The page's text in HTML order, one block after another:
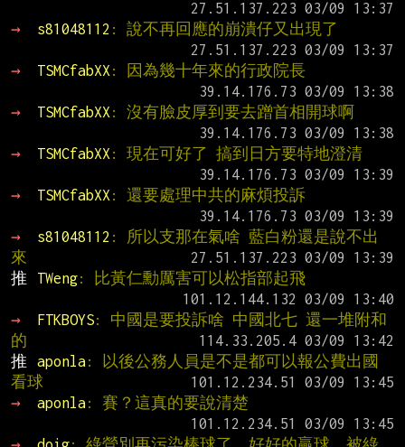
→
s81048112 : 說不再回應的崩潰仔又出現了
→
TSMCfabXX : 因為幾十年來的行政院長
→
TSMCfabXX : 沒有臉皮厚到要去蹭首相開球啊
→
TSMCfabXX : 現在可好了 搞到日方要特地澄清
→
TSMCfabXX : 還要處理中共的麻煩投訴
→
s81048112 : 所以支那在氣啥 藍白粉還是說不出
來
推
TWeng: 比黃仁勳厲害可以松指部起飛
→
FTKBOYS: 中國是要投訴啥 中國北七 還一堆附和
的
推
aponla: 以後公務人員是不是都可以報公費出國
看球
→
aponla: 賽？這真的要說清楚